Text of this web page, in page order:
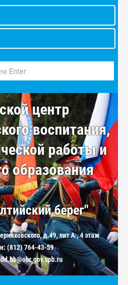
центр
воспитания,
работы и
образования
берег"
д.49, лит А., 4 этаж
(812) 764-43-59